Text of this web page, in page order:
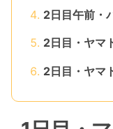
2日目午前・
2日目・ヤマ
2日目・ヤマ